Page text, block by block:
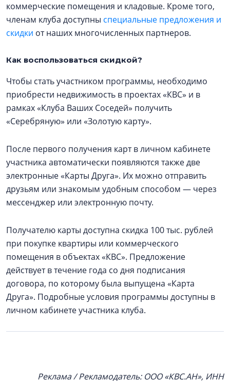
коммерческие помещения и кладовые. Кроме того,
членам клуба доступны специальные предложения и
скидки от наших многочисленных партнеров.
Как воспользоваться скидкой?
Чтобы стать участником программы, необходимо
приобрести недвижимость в проектах «КВС» и в
рамках «Клуба Ваших Соседей» получить
«Серебряную» или «Золотую карту».
После первого получения карт в личном кабинете
участника автоматически появляются также две
электронные «Карты Друга». Их можно отправить
друзьям или знакомым удобным способом — через
мессенджер или электронную почту.
Получателю карты доступна скидка 100 тыс. рублей
при покупке квартиры или коммерческого
помещения в объектах «КВС». Предложение
действует в течение года со дня подписания
договора, по которому была выпущена «Карта
Друга». Подробные условия программы доступны в
личном кабинете участника клуба.
Реклама / Рекламодатель: ООО «КВС.АН», ИНН